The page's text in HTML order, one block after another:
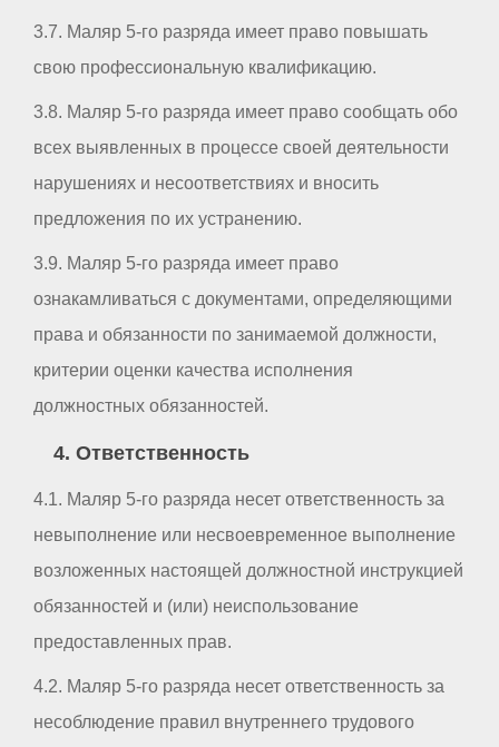
3.7. Маляр 5-го разряда имеет право повышать
свою профессиональную квалификацию.
3.8. Маляр 5-го разряда имеет право сообщать обо
всех выявленных в процессе своей деятельности
нарушениях и несоответствиях и вносить
предложения по их устранению.
3.9. Маляр 5-го разряда имеет право
ознакамливаться с документами, определяющими
права и обязанности по занимаемой должности,
критерии оценки качества исполнения
должностных обязанностей.
4. Ответственность
4.1. Маляр 5-го разряда несет ответственность за
невыполнение или несвоевременное выполнение
возложенных настоящей должностной инструкцией
обязанностей и (или) неиспользование
предоставленных прав.
4.2. Маляр 5-го разряда несет ответственность за
несоблюдение правил внутреннего трудового